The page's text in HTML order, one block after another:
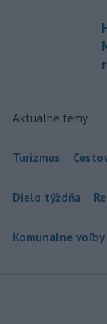
Aktuálne témy:
Turizmus
Dielo týždňa
Komunálne voľby